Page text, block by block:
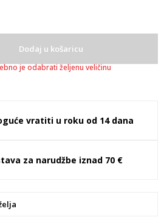
Dodaj u košaricu
je odabrati željenu veličinu
vratiti u roku od 14 dana
za narudžbe iznad 70 €